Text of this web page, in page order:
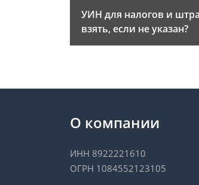
УИН для налогов и
взять, если не указан?
О компании
ИНН 8922221610
ОГРН 1084552123105